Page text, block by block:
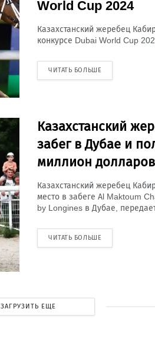
World Cup 2024
Казахстанский жеребец
конкурсе Dubai World Cup
ЧИТАТЬ БОЛЬШЕ
Казахстанский
забег в Дубае и
миллион долларов
Казахстанский жеребец
место в забеге Al Maktoum
by Longines в Дубае,
ЧИТАТЬ БОЛЬШЕ
ЗАГРУЗИТЬ ЕЩЕ